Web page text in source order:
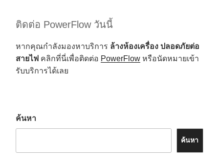
ติดต่อ PowerFlow วันนี้
หากคุณกำลังมองหาบริการ ล้างห้องเครื่อง ปลอดภัยต่อ
สายไฟ คลิกที่นี่เพื่อติดต่อ PowerFlow หรือนัดหมายเข้า
รับบริการได้เลย
ค้นหา
ค้นหา